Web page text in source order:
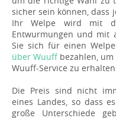
sicher sein können, dass
Ihr Welpe wird mit
Entwurmungen und mit
Sie sich für einen
über Wuuffbezahlen, um
Wuuff-Service zu erhalten.
Die Preis sind nicht
eines Landes, so dass
große Unterschiede